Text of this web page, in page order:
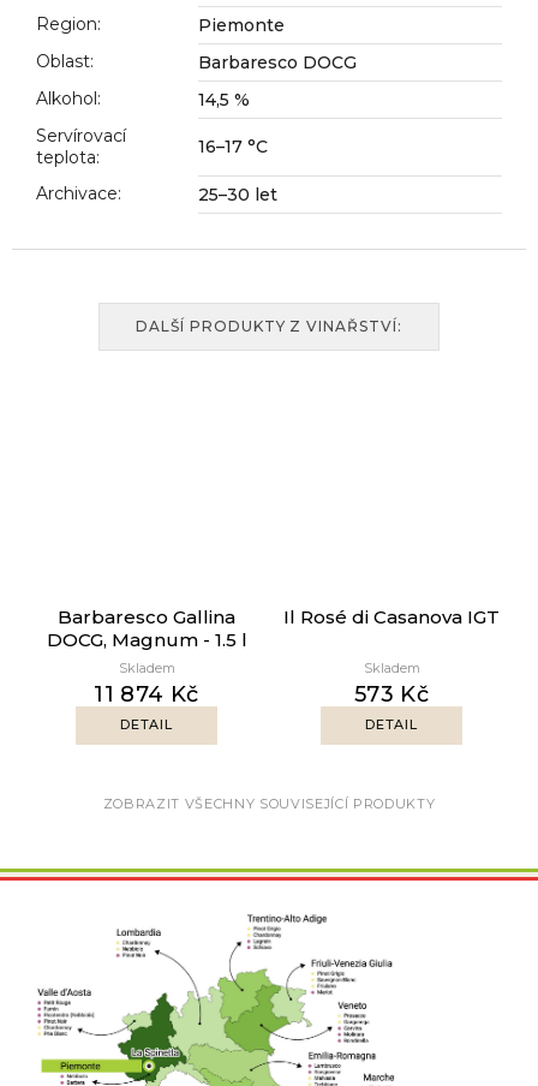
Region:
Piemonte
Oblast:
Barbaresco DOCG
Alkohol:
14,5 %
Servírovací
teplota: 16–17 °C
Archivace: 25–30 let
DALŠÍ PRODUKTY Z VINAŘSTVÍ:
Barbaresco Gallina
DOCG, Magnum - 1.5 l
Skladem
11 874 Kč
DETAIL
Il Rosé di Casanova IGT
Skladem
573 Kč
DETAIL
ZOBRAZIT VŠECHNY SOUVISEJÍCÍ PRODUKTY